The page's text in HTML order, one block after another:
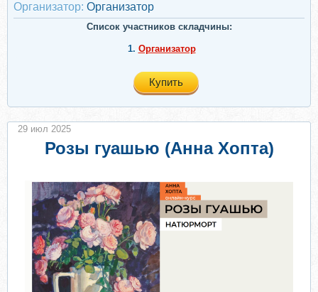
Организатор: Организатор
Список участников складчины:
1. Организатор
Купить
Розы гуашью (Анна Хопта)
29 июл 2025